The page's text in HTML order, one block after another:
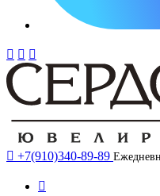
  
 +7(910)340-89-89
